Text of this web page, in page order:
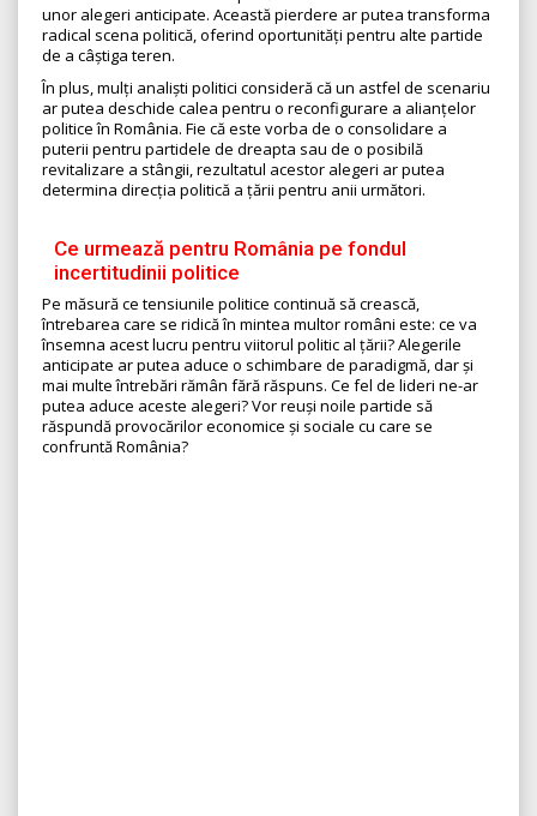
unor alegeri anticipate. Această pierdere ar putea transforma
radical scena politică, oferind oportunități pentru alte partide
de a câștiga teren.
În plus, mulți analiști politici consideră că un astfel de scenariu
ar putea deschide calea pentru o reconfigurare a alianțelor
politice în România. Fie că este vorba de o consolidare a
puterii pentru partidele de dreapta sau de o posibilă
revitalizare a stângii, rezultatul acestor alegeri ar putea
determina direcția politică a țării pentru anii următori.
Ce urmează pentru România pe fondul
incertitudinii politice
Pe măsură ce tensiunile politice continuă să crească,
întrebarea care se ridică în mintea multor români este: ce va
însemna acest lucru pentru viitorul politic al țării? Alegerile
anticipate ar putea aduce o schimbare de paradigmă, dar și
mai multe întrebări rămân fără răspuns. Ce fel de lideri ne-ar
putea aduce aceste alegeri? Vor reuși noile partide să
răspundă provocărilor economice și sociale cu care se
confruntă România?